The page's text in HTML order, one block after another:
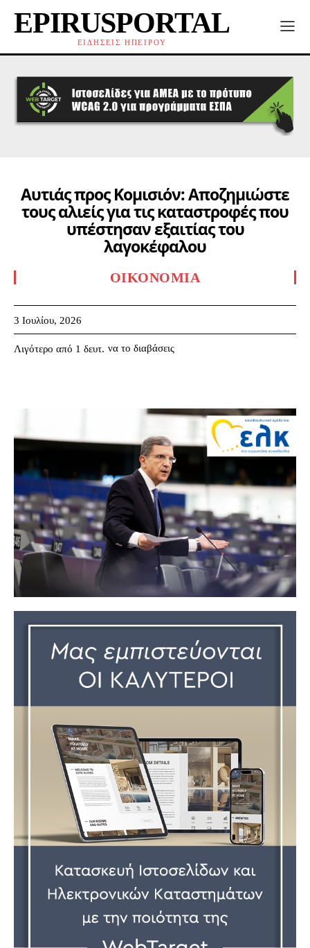
EPIRUSPORTAL
ΕΙΔΗΣΕΙΣ ΗΠΕΙΡΟΥ
Αυτιάς προς Κομισιόν: Αποζημιώστε
τους αλιείς για τις καταστροφές που
υπέστησαν εξαιτίας του
λαγοκέφαλου
ΟΙΚΟΝΟΜΊΑ
3 Ιουλίου, 2026
Λιγότερο από 1 δευτ. να το διαβάσεις